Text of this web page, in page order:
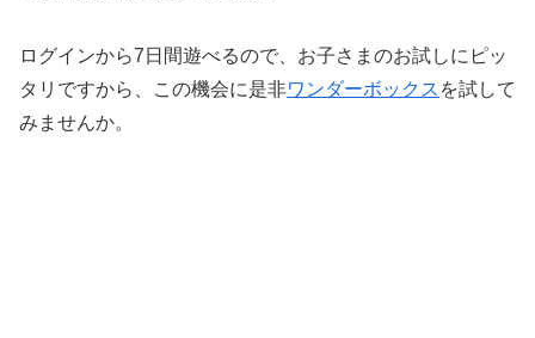
ログインから7日間遊べるので、お子さまのお試しにピッ
タリですから、この機会に是非ワンダーボックス を試して
みませんか。